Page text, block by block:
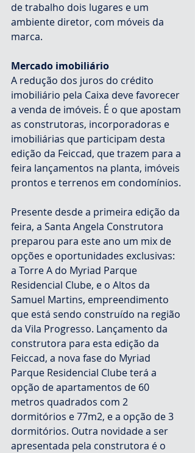
de trabalho dois lugares e um
ambiente diretor, com móveis da
marca.
Mercado imobiliário
A redução dos juros do crédito
imobiliário pela Caixa deve favorecer
a venda de imóveis. É o que apostam
as construtoras, incorporadoras e
imobiliárias que participam desta
edição da Feiccad, que trazem para a
feira lançamentos na planta, imóveis
prontos e terrenos em condomínios.
Presente desde a primeira edição da
feira, a Santa Angela Construtora
preparou para este ano um mix de
opções e oportunidades exclusivas:
a Torre A do Myriad Parque
Residencial Clube, e o Altos da
Samuel Martins, empreendimento
que está sendo construído na região
da Vila Progresso. Lançamento da
construtora para esta edição da
Feiccad, a nova fase do Myriad
Parque Residencial Clube terá a
opção de apartamentos de 60
metros quadrados com 2
dormitórios e 77m2, e a opção de 3
dormitórios. Outra novidade a ser
apresentada pela construtora é o